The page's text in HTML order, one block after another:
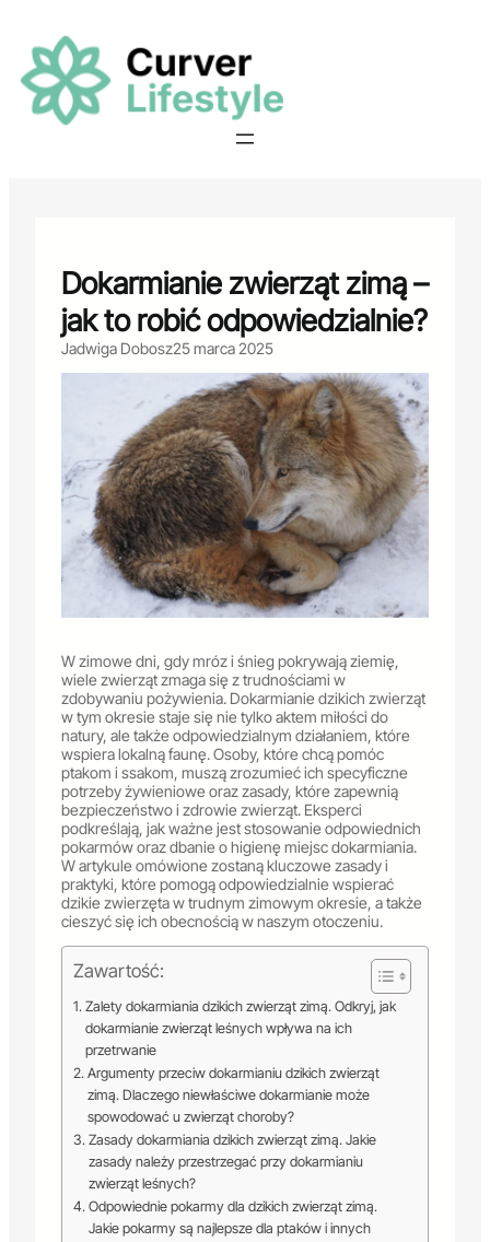
treści
Dokarmianie zwierząt zimą –
jak to robić odpowiedzialnie?
Jadwiga Dobosz25 marca 2025
W zimowe dni, gdy mróz i śnieg pokrywają ziemię,
wiele zwierząt zmaga się z trudnościami w
zdobywaniu pożywienia. Dokarmianie dzikich zwierząt
w tym okresie staje się nie tylko aktem miłości do
natury, ale także odpowiedzialnym działaniem, które
wspiera lokalną faunę. Osoby, które chcą pomóc
ptakom i ssakom, muszą zrozumieć ich specyficzne
potrzeby żywieniowe oraz zasady, które zapewnią
bezpieczeństwo i zdrowie zwierząt. Eksperci
podkreślają, jak ważne jest stosowanie odpowiednich
pokarmów oraz dbanie o higienę miejsc dokarmiania.
W artykule omówione zostaną kluczowe zasady i
praktyki, które pomogą odpowiedzialnie wspierać
dzikie zwierzęta w trudnym zimowym okresie, a także
cieszyć się ich obecnością w naszym otoczeniu.
Zawartość:
Zalety dokarmiania dzikich zwierząt zimą. Odkryj, jak
dokarmianie zwierząt leśnych wpływa na ich
przetrwanie
Argumenty przeciw dokarmianiu dzikich zwierząt
zimą. Dlaczego niewłaściwe dokarmianie może
spowodować u zwierząt choroby?
Zasady dokarmiania dzikich zwierząt zimą. Jakie
zasady należy przestrzegać przy dokarmianiu
zwierząt leśnych?
Odpowiednie pokarmy dla dzikich zwierząt zimą.
Jakie pokarmy są najlepsze dla ptaków i innych